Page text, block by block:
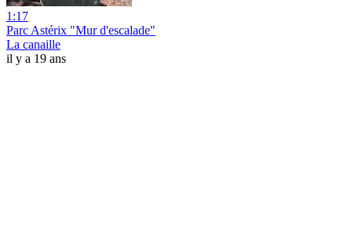
1:17
Parc Astérix "Mur d'escalade"
La canaille
il y a 19 ans